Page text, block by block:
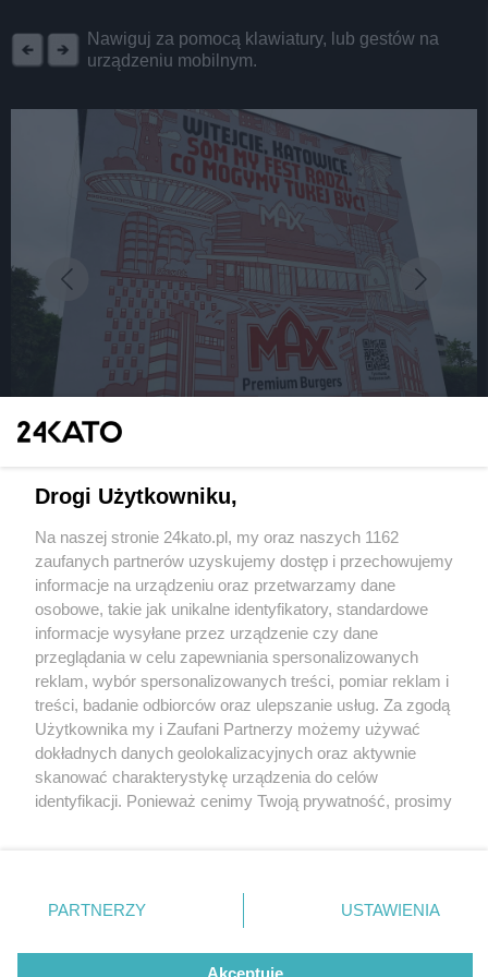
Nawiguj za pomocą klawiatury, lub gestów na
urządzeniu mobilnym.
Katowice. Nowy mural oczyszczający powietrze
3 / 4
Mural maxburgers katowice
02
Mural oczyszczający powietrze przy restauracji Max
Burgers w Katowicach.
Wydawca mediów lokalnych
Nie zapomnij
zapoznać się z:
polityką prywatności regulamin korzystania z portali
Twojemiasto
Piekary Śląskie
Chorzów
Tarnowskie Góry
Gliwice
Skontakuj sięz nami
Kontakt
Wydawca
Redakcja
Drogi Użytkowniku,
Na naszej stronie 24kato.pl, my oraz naszych 1162
zaufanych partnerów uzyskujemy dostęp i przechowujemy
informacje na urządzeniu oraz przetwarzamy dane
osobowe, takie jak unikalne identyfikatory, standardowe
informacje wysyłane przez urządzenie czy dane
przeglądania w celu zapewniania spersonalizowanych
reklam, wybór spersonalizowanych treści, pomiar reklam i
treści, badanie odbiorców oraz ulepszanie usług. Za zgodą
Użytkownika my i Zaufani Partnerzy możemy używać
dokładnych danych geolokalizacyjnych oraz aktywnie
skanować charakterystykę urządzenia do celów
identyfikacji. Ponieważ cenimy Twoją prywatność, prosimy
prywatności znajdujący się w lewym dolnym rogu strony
. Niektóre rodzaje przetwarzania danych nie wymagają
zgody użytkownika, ale masz prawo sprzeciwić się
takiemu przetwarzaniu. Preferencje będą miały
PARTNERZY USTAWIENIA
Akceptuję